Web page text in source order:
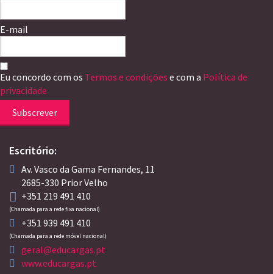
E-mail
Eu concordo com os Termos e condições e com a Política de
privacidade
Subscrever
Escritório:
Av. Vasco da Gama Fernandes, 11
2685-330 Prior Velho
+351 219 491 410
(Chamada para a rede fixa nacional)
+351 939 491 410
(Chamada para a rede móvel nacional)
geral@educargas.pt
www.educargas.pt